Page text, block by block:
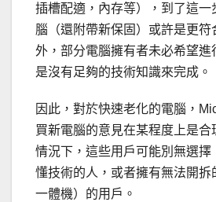
插槽配適，內存等），到了這一
腦（還附帶新保固）或許是更符
外，部分電腦擁有者未必希望進
是沒有足夠的技術知識來完成。
因此，對於快速老化的電腦，
買新電腦的意見在某程度上是合
情況下，這些用戶可能別無選擇
懂技術的人，或者擁有無法開拆
一體機）的用戶。